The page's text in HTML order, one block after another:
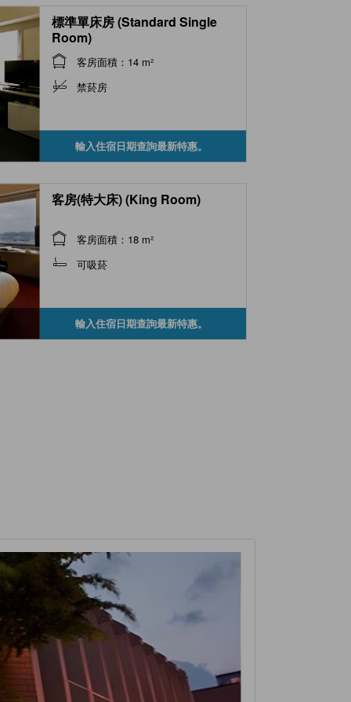
標準單床房 (Standard Single
Room)
客房面積：14 m²
禁菸房
輸入住宿日期查詢最新特惠。
客房(特大床) (King Room)
客房面積：18 m²
可吸菸
輸入住宿日期查詢最新特惠。